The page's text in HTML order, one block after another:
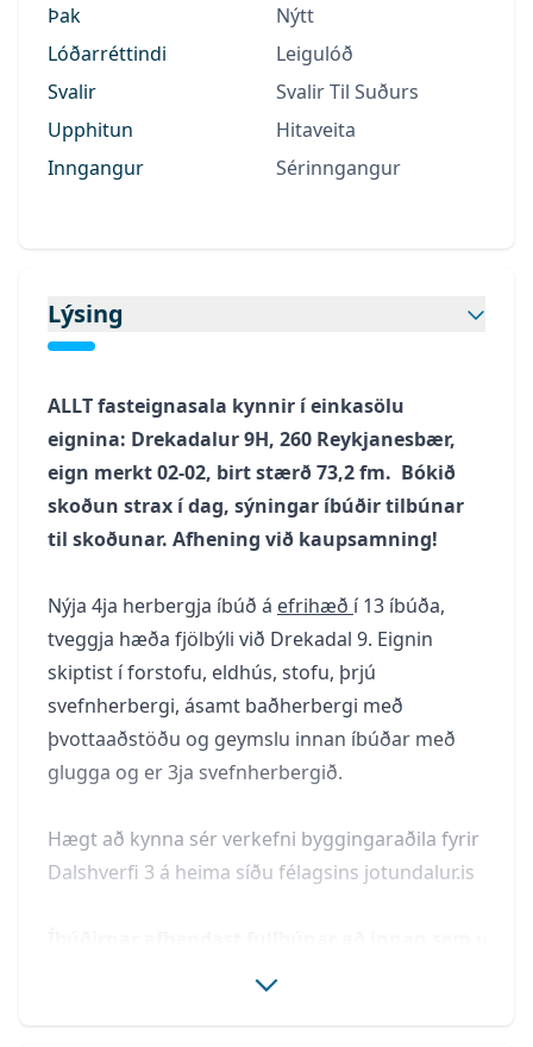
Þak
Nýtt
Lóðarréttindi
Leigulóð
Svalir
Svalir Til Suðurs
Upphitun
Hitaveita
Inngangur
Sérinngangur
Lýsing
ALLTfasteignasala kynnir í einkasölu
eignina: Drekadalur 9H, 260 Reykjanesbær,
eign merkt 02-02, birt stærð 73,2 fm. Bókið
skoðun strax í dag, sýningar íbúðir tilbúnar
til skoðunar. Afhening við kaupsamning!
Nýja 4ja herbergja íbúð á efrihæð í 13 íbúða,
tveggja hæða fjölbýli við Drekadal 9. Eignin
skiptist í forstofu, eldhús, stofu, þrjú
svefnherbergi, ásamt baðherbergi með
þvottaaðstöðu og geymslu innan íbúðar með
glugga og er 3ja svefnherbergið.
Hægt að kynna sér verkefni byggingaraðila fyrir
Dalshverfi 3 á heima síðu félagsins jotundalur.is